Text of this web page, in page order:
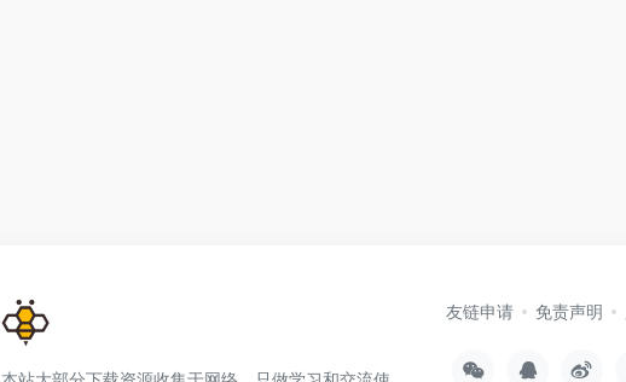
友链申请 免责声明